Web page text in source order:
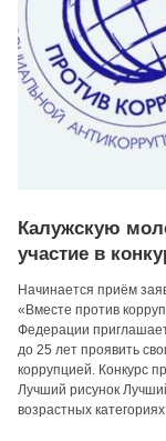
Калужскую
участие в
Начинается приём
«Вместе против
Федерации
до 25 лет проявить
коррупцией. Конкурс
Лучший рисунок
возрастных